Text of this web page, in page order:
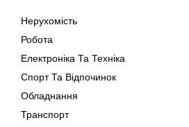
Нерухомість
Робота
Електроніка Та Техніка
Спорт Та Відпочинок
Обладнання
Транспорт